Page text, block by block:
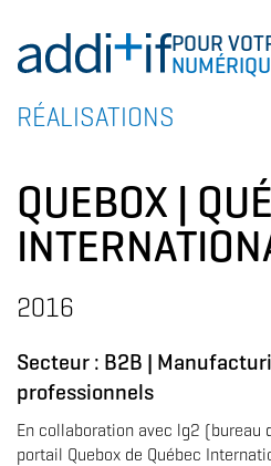
POUR
RÉALISATIONS
QUEBOX |
2016
Secteur : B2B |
professionnels
En collaboration avec lg2 (bureau
portail Quebox de Québec